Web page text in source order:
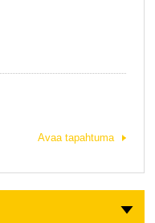
Avaa tapahtuma